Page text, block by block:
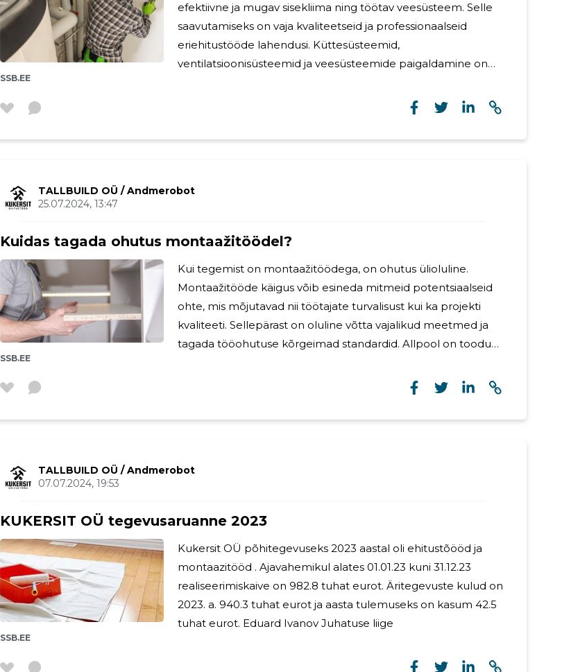
SSB.EE
efektiivne ja mugav sisekliima ning töötav veesüsteem. Selle
saavutamiseks on vaja kvaliteetseid ja professionaalseid
eriehitustööde lahendusi. Küttesüsteemid,
ventilatsioonisüsteemid ja veesüsteemide paigaldamine on
mõjutab otseselt hoone soojusregulatsiooni ja
TALLBUILD OÜ / Andmerobot
25.07.2024, 13:47
Kuidas tagada ohutus montaažitöödel?
SSB.EE
Kui tegemist on montaažitöödega, on ohutus ülioluline.
Montaažitööde käigus võib esineda mitmeid potentsiaalseid
ohte, mis mõjutavad nii töötajate turvalisust kui ka projekti
kvaliteeti. Sellepärast on oluline võtta vajalikud meetmed ja
tagada tööohutuse kõrgeimad standardid. Allpool on toodud
riskianalüüs, et tuvastada potentsiaalsed ohud ja välja töötada
TALLBUILD OÜ / Andmerobot
07.07.2024, 19:53
KUKERSIT OÜ tegevusaruanne 2023
SSB.EE
Kukersit OÜ põhitegevuseks 2023 aastal oli ehitustõööd ja
montaazitööd . Ajavahemikul alates 01.01.23 kuni 31.12.23
realiseerimiskaive on 982.8 tuhat eurot. Äritegevuste kulud on
2023. a. 940.3 tuhat eurot ja aasta tulemuseks on kasum 42.5
tuhat eurot. Eduard Ivanov Juhatuse liige